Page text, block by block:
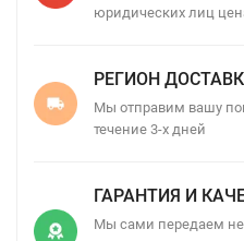
юридических лиц
РЕГИОН
Мы отправим вашу
течение 3-х дней
ГАРАНТИЯ И
Мы сами передаем